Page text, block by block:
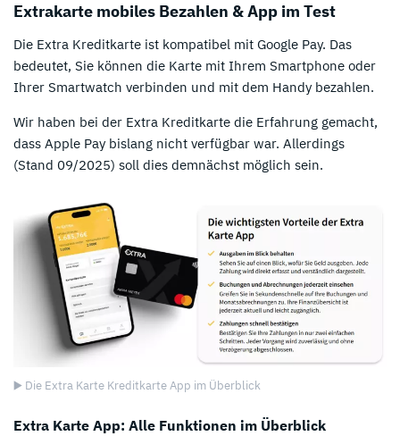
Extrakarte mobiles Bezahlen & App im Test
Die Extra Kreditkarte ist kompatibel mit Google Pay. Das
bedeutet, Sie können die Karte mit Ihrem Smartphone oder
Ihrer Smartwatch verbinden und mit dem Handy bezahlen.
Wir haben bei der Extra Kreditkarte die Erfahrung gemacht,
dass Apple Pay bislang nicht verfügbar war. Allerdings
(Stand 09/2025) soll dies demnächst möglich sein.
▶️ Die Extra Karte Kreditkarte App im Überblick
Extra Karte App: Alle Funktionen im Überblick